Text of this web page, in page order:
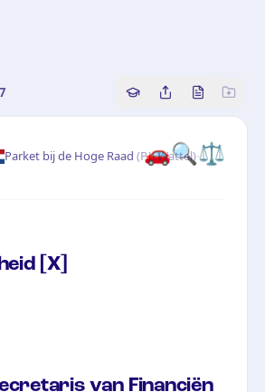
Copy source
Share this
Bekijk
🚗🔍⚖️
Parket bij de Hoge Raad (P.J. Wattel)·
[X]
van Financiën